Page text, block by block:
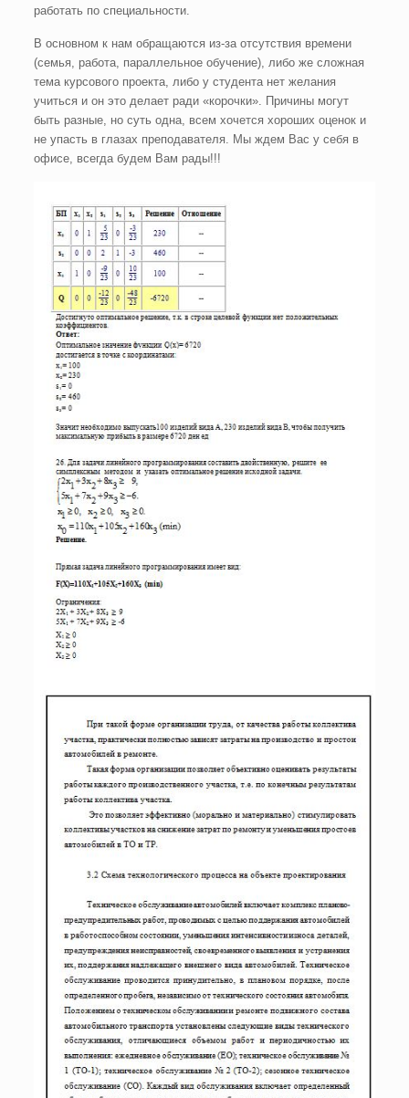
работать по специальности.
В основном к нам обращаются из-за отсутствия времени
(семья, работа, параллельное обучение), либо же сложная
тема курсового проекта, либо у студента нет желания
учиться и он это делает ради «корочки». Причины могут
быть разные, но суть одна, всем хочется хороших оценок и
не упасть в глазах преподавателя. Мы ждем Вас у себя в
офисе, всегда будем Вам рады!!!